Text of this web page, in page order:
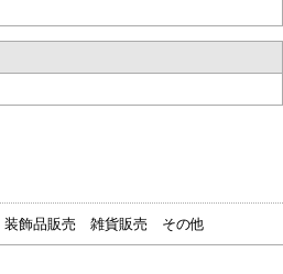
装飾品販売 雑貨販売 その他